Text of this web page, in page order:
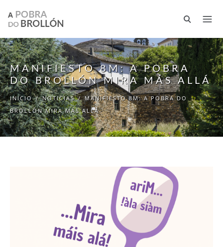
MANIFIESTO 8M: A POBRA
DO BROLLÓN MIRA MÁS ALLÁ
INICIO / NOTICIAS / MANIFIESTO 8M: A POBRA DO
BROLLÓN MIRA MÁS ALLÁ